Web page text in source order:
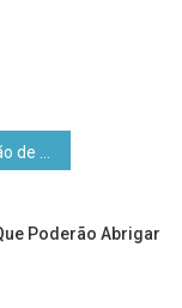
Poderão Abrigar